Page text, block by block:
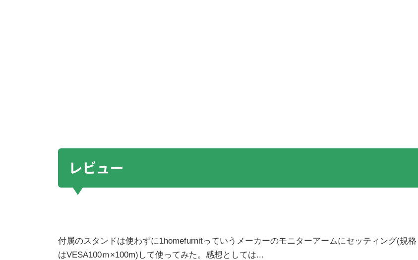
レビュー
付属のスタンドは使わずに1homefurnitっていうメーカーのモニターアームにセッティング(規格
はVESA100ｍ×100m)して使ってみた。感想としては...